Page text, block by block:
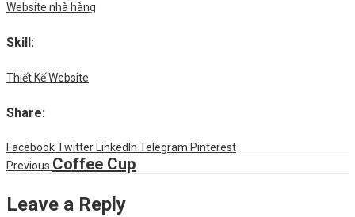
Website nhà hàng
Skill:
Thiết Kế Website
Share:
FacebookTwitter LinkedIn Telegram Pinterest
Previous Coffee Cup
Leave a Reply